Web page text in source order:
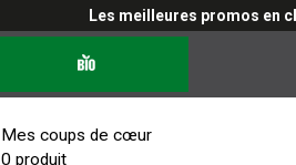
Les meilleures promos en
Mes coups de cœur
0 produit